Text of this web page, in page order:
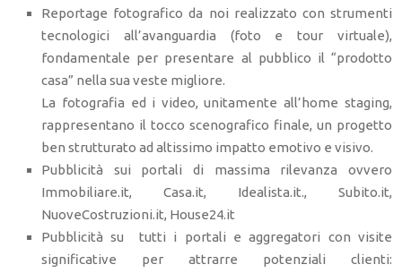
Reportage fotografico da noi realizzato con strumenti
tecnologici all’avanguardia (foto e tour virtuale),
fondamentale per presentare al pubblico il “prodotto
casa” nella sua veste migliore.
La fotografia ed i video, unitamente all’home staging,
rappresentano il tocco scenografico finale, un progetto
ben strutturato ad altissimo impatto emotivo e visivo.
Pubblicità sui portali di massima rilevanza ovvero
Immobiliare.it, Casa.it, Idealista.it., Subito.it,
NuoveCostruzioni.it, House24.it
Pubblicità su tutti i portali e aggregatori con visite
significative per attrarre potenziali clienti: